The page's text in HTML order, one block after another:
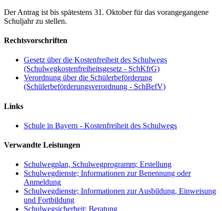
Der Antrag ist bis spätestens 31. Oktober für das vorangegangene
Schuljahr zu stellen.
Rechtsvorschriften
Gesetz über die Kostenfreiheit des Schulwegs
(Schulwegkostenfreiheitsgesetz - SchKfrG)
Verordnung über die Schülerbeförderung
(Schülerbeförderungsverordnung - SchBefV)
Links
Schule in Bayern - Kostenfreiheit des Schulwegs
Verwandte Leistungen
Schulwegplan, Schulwegprogramm; Erstellung
Schulwegdienste; Informationen zur Benennung oder
Anmeldung
Schulwegdienste; Informationen zur Ausbildung, Einweisung
und Fortbildung
Schulwegsicherheit; Beratung